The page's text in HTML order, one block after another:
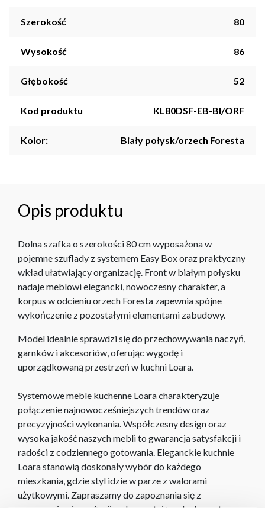
Szerokość 80
Wysokość 86
Głębokość 52
Kod produktu KL80DSF-EB-BI/ORF
Kolor: Biały połysk/orzech Foresta
Opis produktu
Dolna szafka o szerokości 80 cm wyposażona w
pojemne szuflady z systemem Easy Box oraz praktyczny
wkład ułatwiający organizację. Front w białym połysku
nadaje meblowi elegancki, nowoczesny charakter, a
korpus w odcieniu orzech Foresta zapewnia spójne
wykończenie z pozostałymi elementami zabudowy.
Model idealnie sprawdzi się do przechowywania naczyń,
garnków i akcesoriów, oferując wygodę i
uporządkowaną przestrzeń w kuchni Loara.
Systemowe meble kuchenne Loara charakteryzuje
połączenie najnowocześniejszych trendów oraz
precyzyjności wykonania. Współczesny design oraz
wysoka jakość naszych mebli to gwarancja satysfakcji i
radości z codziennego gotowania. Eleganckie kuchnie
Loara stanowią doskonały wybór do każdego
mieszkania, gdzie styl idzie w parze z walorami
użytkowymi. Zapraszamy do zapoznania się z